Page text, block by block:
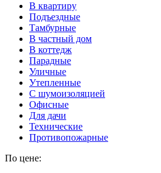
В квартиру
Подъездные
Тамбурные
В частный дом
В коттедж
Парадные
Уличные
Утепленные
C шумоизоляцией
Офисные
Для дачи
Технические
Противопожарные
По цене: